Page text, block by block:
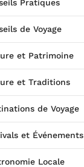
Pratiques
de Voyage
et Patrimoine
et Traditions
de Voyage
et Événements
Locale